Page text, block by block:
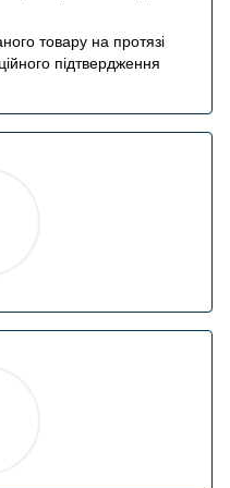
товару на протязі
підтвердження